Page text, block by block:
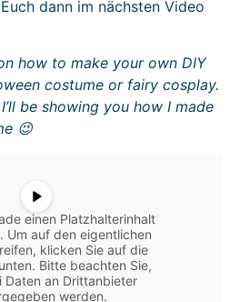
dann im nächsten Video
how to make your own DIY
costume or fairy cosplay.
be showing you how I made
😉
einen Platzhalterinhalt
. Um auf den eigentlichen
klicken Sie auf die
Bitte beachten Sie,
Daten an Drittanbieter
werden.